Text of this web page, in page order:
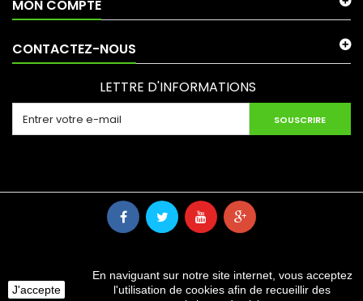
MON COMPTE
CONTACTEZ-NOUS
LETTRE D'INFORMATIONS
SOUSCRIRE
J'accepte
En naviguant sur notre site internet, vous acceptez
l'utilisation de cookies afin de recueillir des